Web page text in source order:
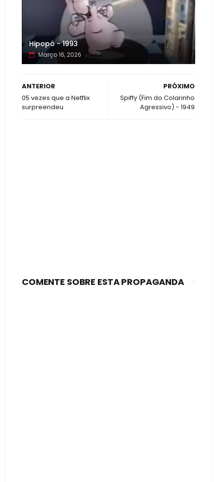
Hipopó - 1993
Março 16, 2026
PRÓXIMO
Spiffy (Fim do Colarinho
Agressivo) - 1949
ANTERIOR
05 vezes que a Netflix
surpreendeu
COMENTE SOBRE ESTA PROPAGANDA